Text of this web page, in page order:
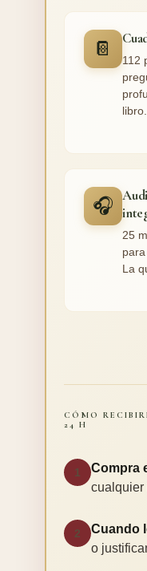
📔
112
libro.
🎧
25
La
CÓMO
24 H
1 Compra
cualquier
2 Cuando
o